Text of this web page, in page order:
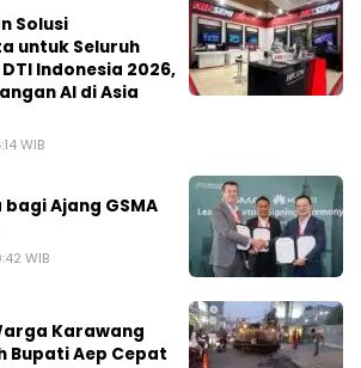
Solusi
untuk Seluruh
Indonesia 2026,
AI di Asia
WIB
Ajang GSMA
WIB
Karawang
Bupati Aep Cepat